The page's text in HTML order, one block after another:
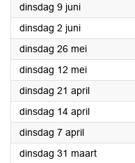
dinsdag 9 juni2026
dinsdag 2 juni2026
dinsdag 26 mei2026
dinsdag 12 mei2026
dinsdag 21 april2026
dinsdag 14 april2026
dinsdag 7 april2026
dinsdag 31 maart2026